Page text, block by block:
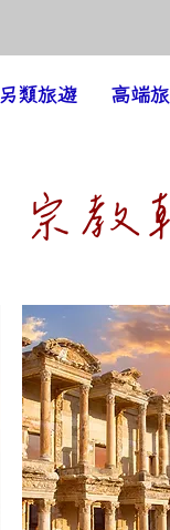
另類旅遊 高端
宗教